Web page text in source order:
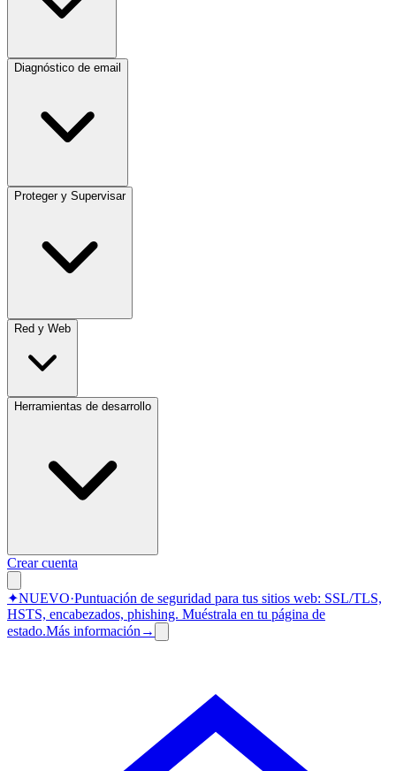
Diagnóstico de email
Proteger y Supervisar
Red y Web
Herramientas de desarrollo
Crear cuenta
✦NUEVO·Puntuación de seguridad para tus sitios web: SSL/TLS,
HSTS, encabezados, phishing. Muéstrala en tu página de
estado.Más información →